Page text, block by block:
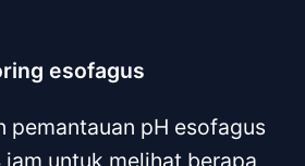
esofagus
pemantauan pH esofagus